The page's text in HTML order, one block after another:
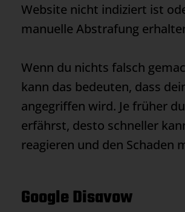
Website nicht indiziert ist
manuelle Abstrafung
Wenn du nichts falsch
kann das bedeuten, dass
angegriffen wird. Je früher
erfährst, desto schneller
reagieren und den Schaden
Google Disavow